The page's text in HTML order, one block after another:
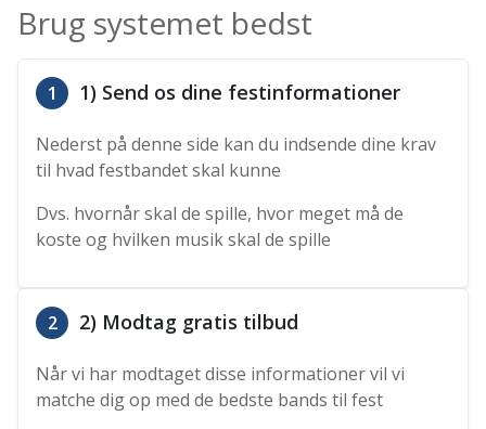
Brug systemet bedst
1 1) Send os dine festinformationer
Nederst på denne side kan du indsende dine krav
til hvad festbandet skal kunne
Dvs. hvornår skal de spille, hvor meget må de
koste og hvilken musik skal de spille
2 2) Modtag gratis tilbud
Når vi har modtaget disse informationer vil vi
matche dig op med de bedste bands til fest